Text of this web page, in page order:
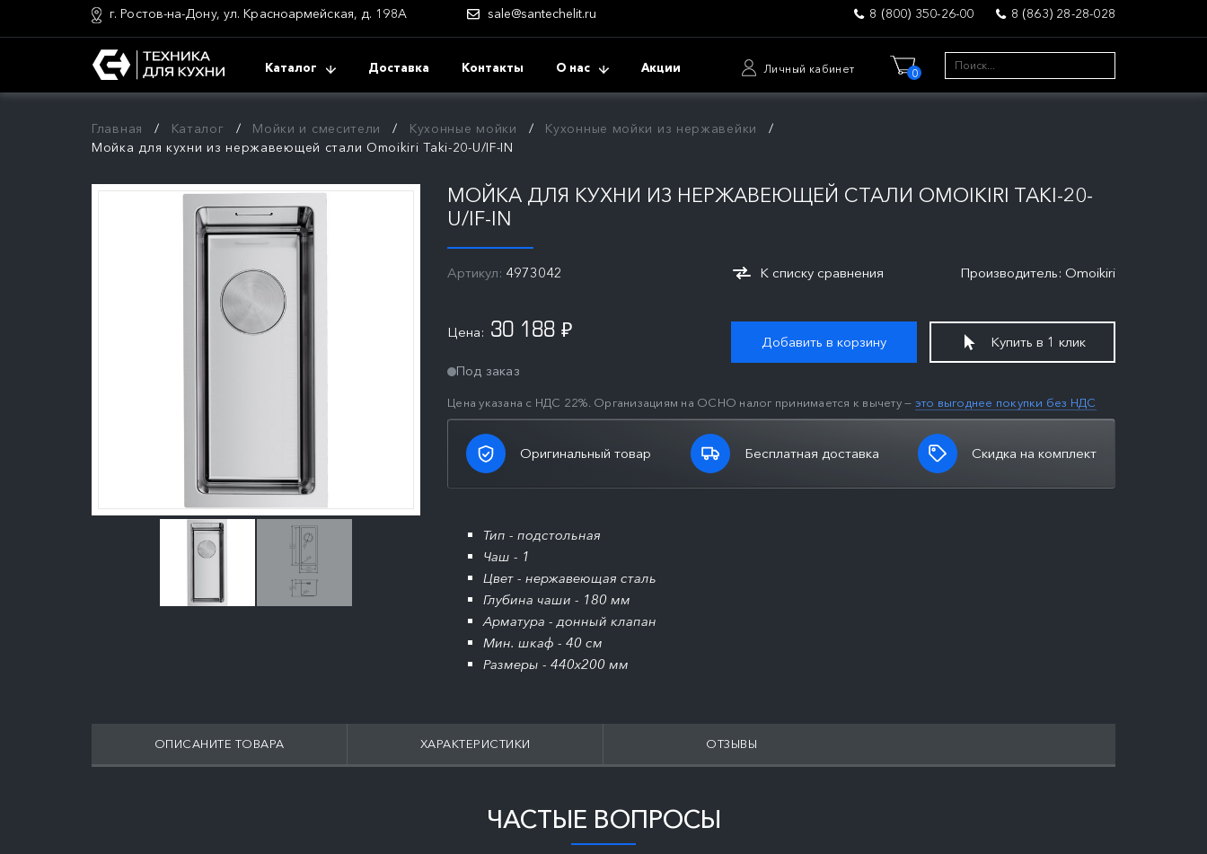
г. Ростов-на-Дону, ул. Красноармейская, д. 198А sale@santechelit.ru 8 (800) 350-26-00 8 (863) 28-28-028
Каталог Доставка Контакты О нас Акции Личный кабинет 0
Главная Каталог Мойки и смесители Кухонные мойки
Кухонные мойки из нержавейки
Мойка для кухни из нержавеющей стали Omoikiri Taki-20-U/IF-IN
МОЙКА ДЛЯ КУХНИ ИЗ НЕРЖАВЕЮЩЕЙ СТАЛИ OMOIKIRI TAKI-20-
U/IF-IN
Артикул: 4973042 К списку сравнения Производитель: Omoikiri
Цена: 30 188 ₽
Под заказ
Цена указана с НДС 22%. Организациям на ОСНО налог принимается к вычету — это выгоднее покупки без НДС
Добавить в корзину Купить в 1 клик
Оригинальный товар Бесплатная доставка Скидка на комплект
Тип - подстольная
Чаш - 1
Цвет - нержавеющая сталь
Глубина чаши - 180 мм
Арматура - донный клапан
Мин. шкаф - 40 см
Размеры - 440x200 мм
ОПИСАНИТЕ ТОВАРА ХАРАКТЕРИСТИКИ ОТЗЫВЫ
ЧАСТЫЕ ВОПРОСЫ